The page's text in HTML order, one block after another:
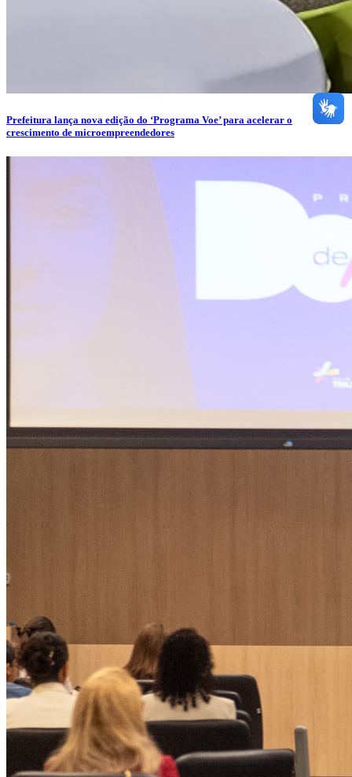
Prefeitura lança nova edição do ‘Programa Voe’ para acelerar o
crescimento de microempreendedores